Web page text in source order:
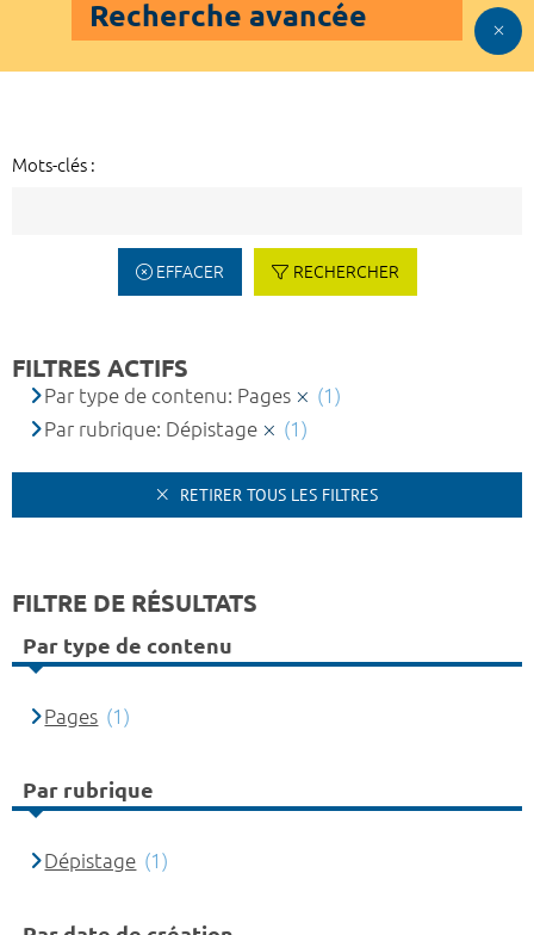
Recherche avancée
Mots-clés :
EFFACER RECHERCHER
FILTRES ACTIFS
Par type de contenu: Pages
(1)
Par rubrique: Dépistage
(1)
RETIRER TOUS LES FILTRES
FILTRE DE RÉSULTATS
Par type de contenu
Pages (1)
Par rubrique
Dépistage (1)